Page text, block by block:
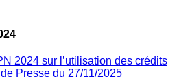
2024 sur l’utilisation des crédits
Presse du 27/11/2025